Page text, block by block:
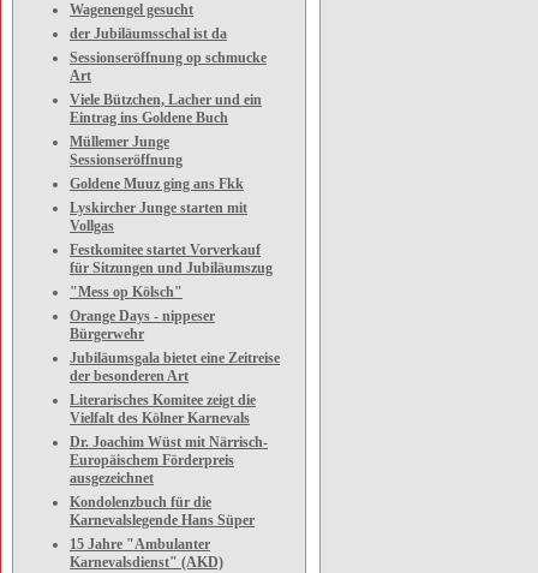
Wagenengel gesucht
der Jubiläumsschal ist da
Sessionseröffnung op schmucke
Art
Viele Bützchen, Lacher und ein
Eintrag ins Goldene Buch
Müllemer Junge
Sessionseröffnung
Goldene Muuz ging ans Fkk
Lyskircher Junge starten mit
Vollgas
Festkomitee startet Vorverkauf
für Sitzungen und Jubiläumszug
"Mess op Kölsch"
Orange Days - nippeser
Bürgerwehr
Jubiläumsgala bietet eine Zeitreise
der besonderen Art
Literarisches Komitee zeigt die
Vielfalt des Kölner Karnevals
Dr. Joachim Wüst mit Närrisch-
Europäischem Förderpreis
ausgezeichnet
Kondolenzbuch für die
Karnevalslegende Hans Süper
15 Jahre "Ambulanter
Karnevalsdienst" (AKD)